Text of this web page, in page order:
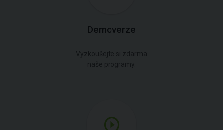
Demoverze
Vyzkoušejte si zdarma
naše programy.